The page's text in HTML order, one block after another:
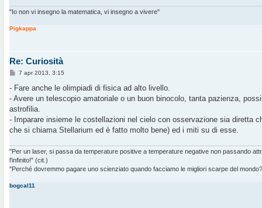
"Io non vi insegno la matematica, vi insegno a vivere"
Pigkappa
Re: Curiosità
M
s
a
g
i
o
7 apr 2013, 3:15
- Fare anche le olimpiadi di fisica ad alto livello.
- Avere un telescopio amatoriale o un buon binocolo, tanta pazienza,
astrofilia.
- Imparare insieme le costellazioni nel cielo con osservazione sia diretta
che si chiama Stellarium ed è fatto molto bene) ed i miti su di esse.
"Per un laser, si passa da temperature positive a temperature negative non passando
l'infinito!" (cit.)
"Perché dovremmo pagare uno scienziato quando facciamo le migliori scarpe del
bogcal11